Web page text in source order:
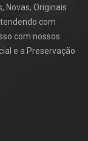
Novas, Originais
com
com nossos
e a Preservação